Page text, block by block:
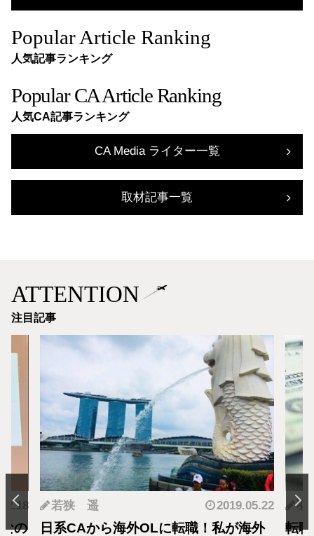
Popular Article Ranking
人気記事ランキング
Popular CA Article Ranking
人気CA記事ランキング
CA Media ライター一覧
取材記事一覧
ATTENTION
注目記事
の
若狭 遥 2019.05.22
日系CAから海外OLに転職！私が海外
羽
転